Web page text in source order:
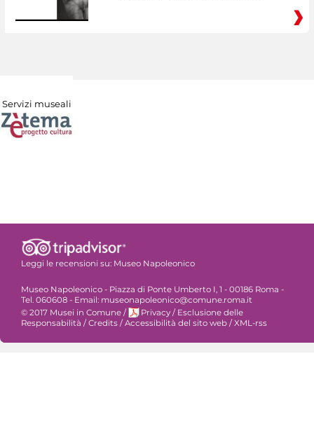
Servizi museali
Leggi le recensioni su: Museo Napoleonico
Museo Napoleonico - Piazza di Ponte Umberto I, 1 - 00186 Roma -
Tel. 060608 - Email: museonapoleonico@comune.roma.it
© 2017 Musei in Comune / Privacy / Esclusione delle
Responsabilità /Credits /Accessibilità del sito web /XML-rss